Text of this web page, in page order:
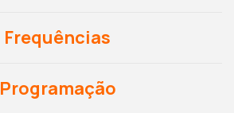
Frequências
Programação